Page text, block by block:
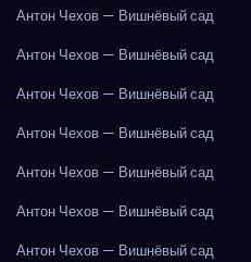
Антон Чехов — Вишнёвый сад
Антон Чехов — Вишнёвый сад
Антон Чехов — Вишнёвый сад
Антон Чехов — Вишнёвый сад
Антон Чехов — Вишнёвый сад
Антон Чехов — Вишнёвый сад
Антон Чехов — Вишнёвый сад